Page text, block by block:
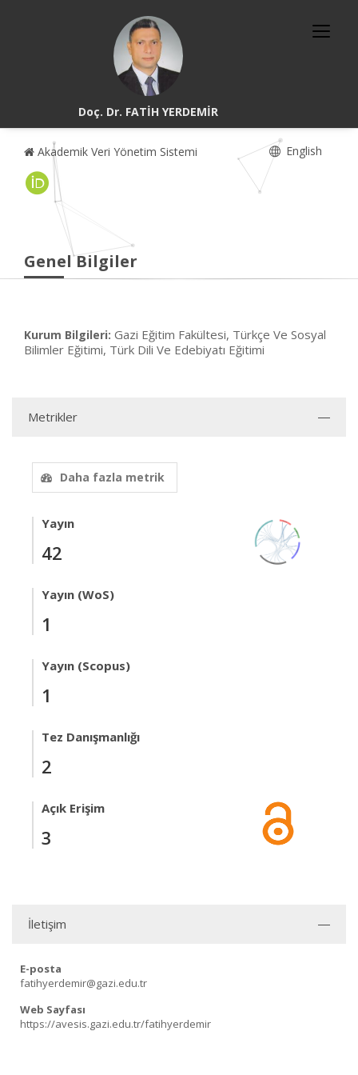
Doç. Dr. FATİH YERDEMİR
Akademik Veri Yönetim Sistemi English
Genel Bilgiler
Kurum Bilgileri: Gazi Eğitim Fakültesi, Türkçe Ve Sosyal
Bilimler Eğitimi, Türk Dili Ve Edebiyatı Eğitimi
Metrikler
Daha fazla metrik
Yayın
42
Yayın (WoS)
1
Yayın (Scopus)
1
Tez Danışmanlığı
2
Açık Erişim
3
İletişim
E-posta
fatihyerdemir@gazi.edu.tr
Web Sayfası
https://avesis.gazi.edu.tr/fatihyerdemir